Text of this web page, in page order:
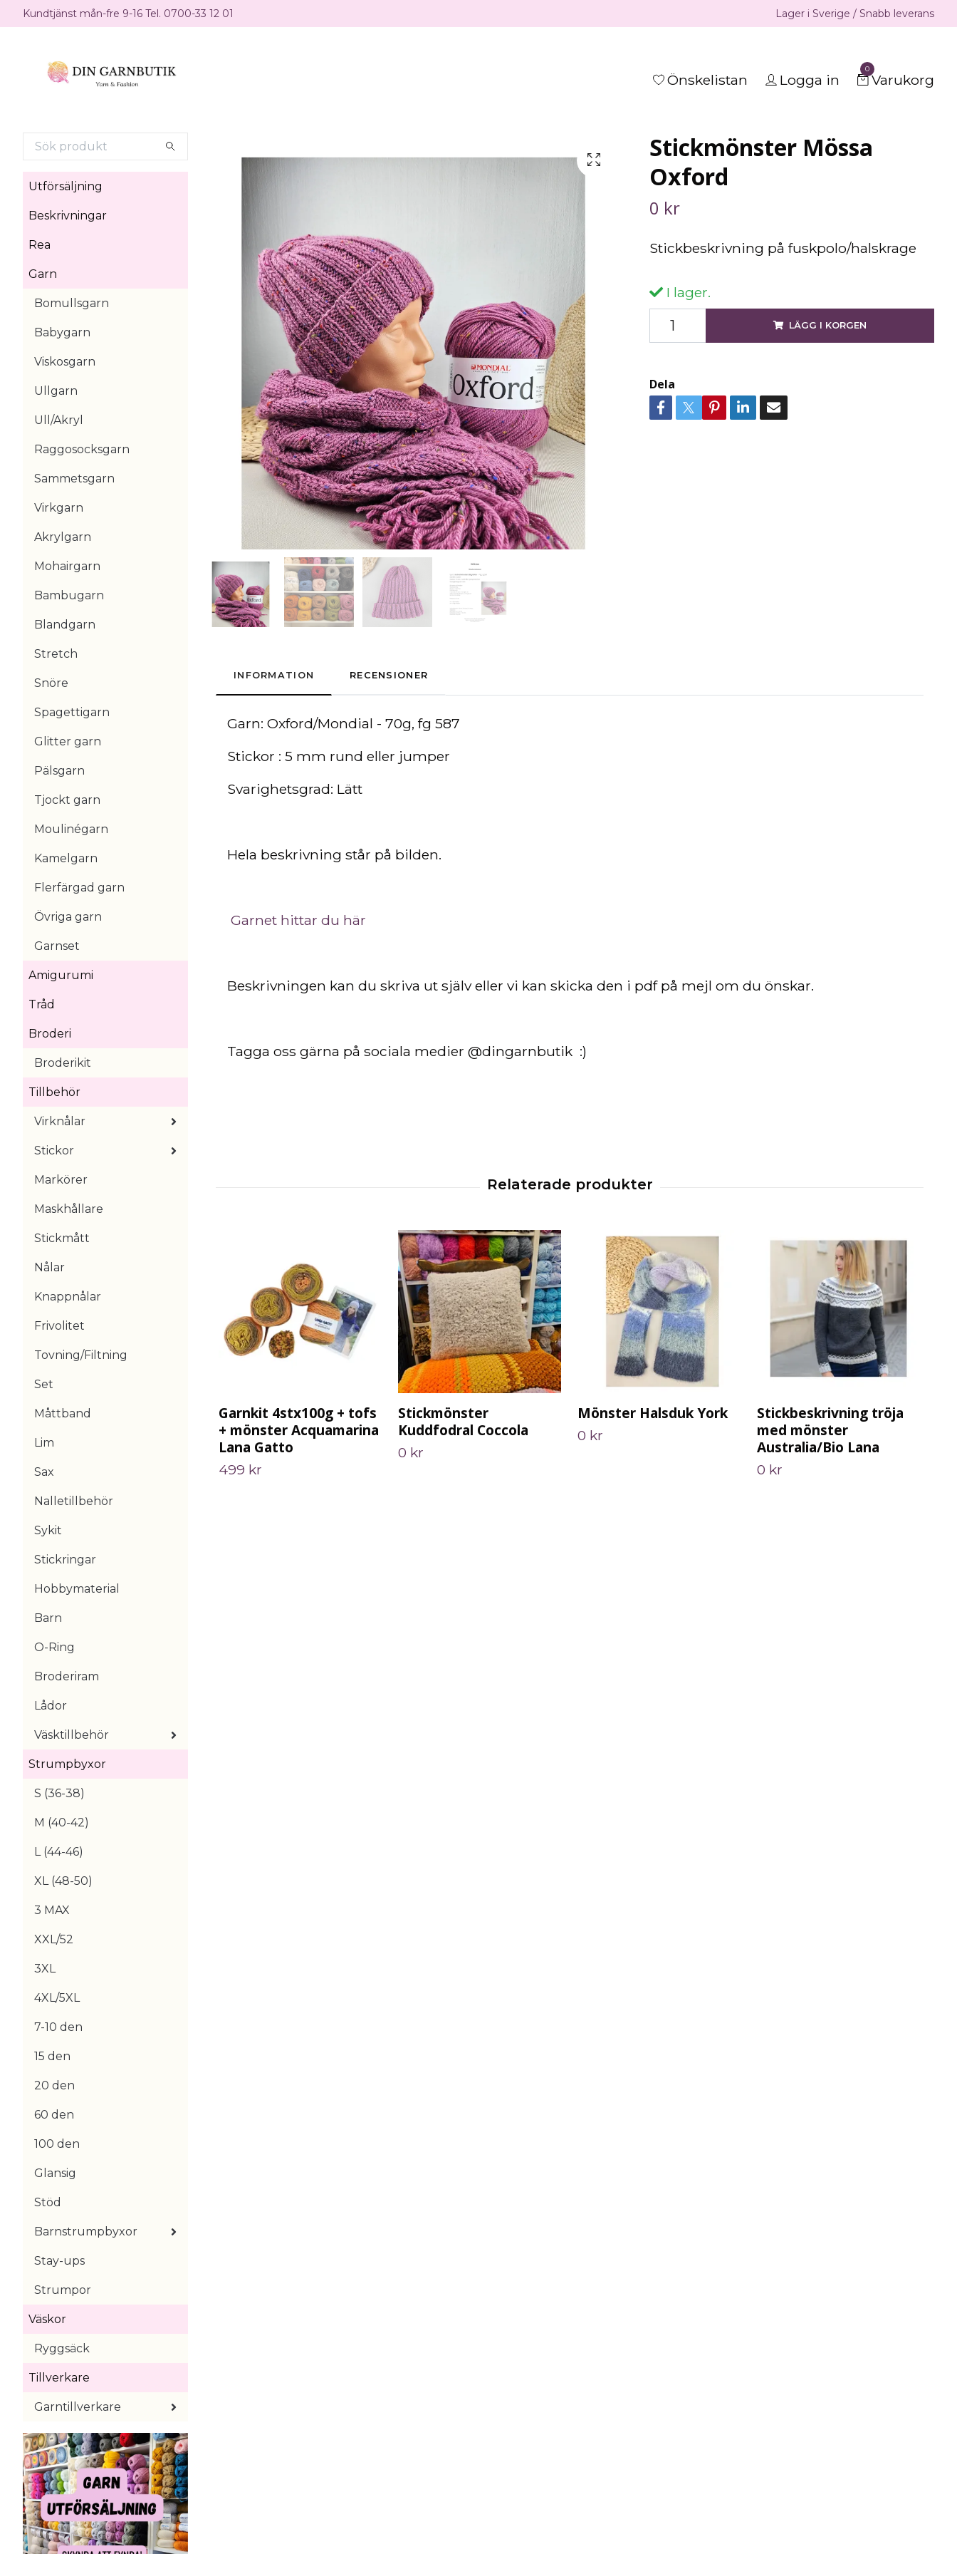
Kundtjänst mån-fre 9-16 Tel. 0700-33 12 01 Lager i Sverige / Snabb leverans
Önskelistan Logga in
0
Varukorg
Utförsäljning
Beskrivningar
Rea
Garn
Bomullsgarn
Babygarn
Viskosgarn
Ullgarn
Ull/Akryl
Raggosocksgarn
Sammetsgarn
Virkgarn
Akrylgarn
Mohairgarn
Bambugarn
Blandgarn
Stretch
Snöre
Spagettigarn
Glitter garn
Pälsgarn
Tjockt garn
Moulinégarn
Kamelgarn
Flerfärgad garn
Övriga garn
Garnset
Amigurumi
Tråd
Broderi
Broderikit
Tillbehör
Virknålar
Stickor
Markörer
Maskhållare
Stickmått
Nålar
Knappnålar
Frivolitet
Tovning/Filtning
Set
Måttband
Lim
Sax
Nalletillbehör
Sykit
Stickringar
Hobbymaterial
Barn
O-Ring
Broderiram
Lådor
Väsktillbehör
Strumpbyxor
S (36-38)
M (40-42)
L (44-46)
XL (48-50)
3 MAX
XXL/52
3XL
4XL/5XL
7-10 den
15 den
20 den
60 den
100 den
Glansig
Stöd
Barnstrumpbyxor
Stay-ups
Strumpor
Väskor
Ryggsäck
Tillverkare
Garntillverkare
Stickmönster Mössa
Oxford
0 kr
Stickbeskrivning på fuskpolo/halskrage
I lager.
LÄGG I KORGEN
Dela
INFORMATION RECENSIONER
Garn: Oxford/Mondial - 70g, fg 587
Stickor : 5 mm rund eller jumper
Svarighetsgrad: Lätt
Hela beskrivning står på bilden.
Garnet hittar du här
Beskrivningen kan du skriva ut själv eller vi kan skicka den i pdf på mejl om du önskar.
Tagga oss gärna på sociala medier @dingarnbutik :)
Garnkit 4stx100g + tofs
+ mönster Acquamarina
Lana Gatto
499 kr
Stickmönster
Kuddfodral Coccola
0 kr
Mönster Halsduk York
0 kr
Stickbeskrivning tröja
med mönster
Australia/Bio Lana
0 kr